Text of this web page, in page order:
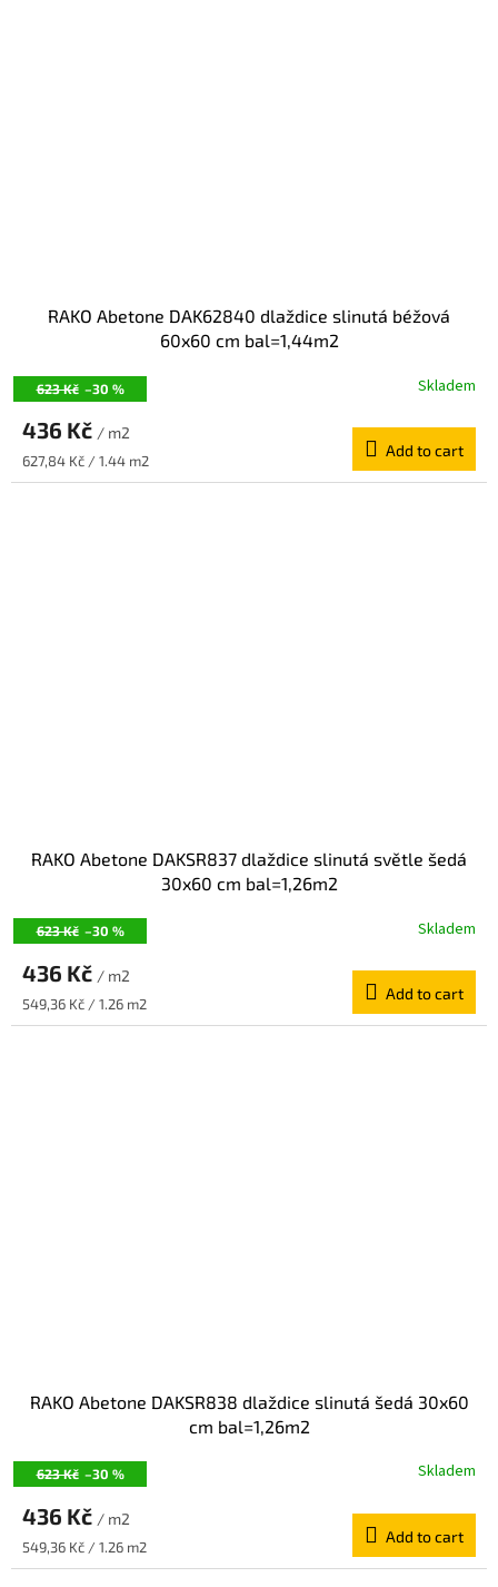
623 Kč –30 %
RAKO Abetone DAK62840 dlaždice slinutá béžová
60x60 cm bal=1,44m2
Skladem
436 Kč / m2
Measure
price:
627,84 Kč / 1.44 m2
Add to cart
623 Kč –30 %
RAKO Abetone DAKSR837 dlaždice slinutá světle šedá
30x60 cm bal=1,26m2
Skladem
436 Kč / m2
Measure
price:
549,36 Kč / 1.26 m2
Add to cart
623 Kč –30 %
RAKO Abetone DAKSR838 dlaždice slinutá šedá 30x60
cm bal=1,26m2
Skladem
436 Kč / m2
Measure
price:
549,36 Kč / 1.26 m2
Add to cart